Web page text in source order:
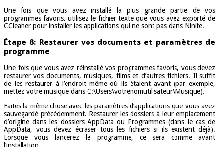
Une fois que vous avez installé la plus grande partie de vos
programmes favoris, utilisez le fichier texte que vous avez exporté de
CCleaner pour installer les applications qui ne sont pas dans Ninite.
Étape 8: Restaurer vos documents et paramètres de
programme
Une fois que vous avez réinstallé vos programmes favoris, vous devez
restaurer vos documents, musiques, films et d’autres fichiers. Il suffit
de les restaurer à l’endroit même où ils étaient avant (par exemple,
mettez votre musique dans C:\Users\votrenomutilisateur\Musique).
Faites la même chose avec les paramètres d’applications que vous avez
sauvegardé précédemment. Restaurer les dossiers à leur emplacement
d’origine dans les dossiers AppData ou Programmes (dans le cas de
AppData, vous devez écraser tous les fichiers si ils existent déjà).
Lorsque vous lancerez le programme, ce sera comme avant
l’installation.